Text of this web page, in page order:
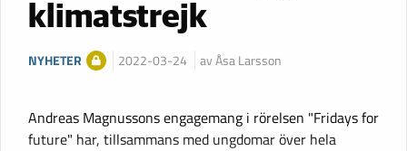
klimatstrejk
NYHETER 2022-03-24 av Åsa Larsson
Andreas Magnussons engagemang i rörelsen "Fridays for
future" har, tillsammans med ungdomar över hela